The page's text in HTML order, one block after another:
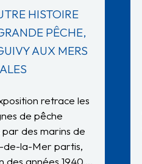
HISTOIRE
PÊCHE,
AUX MERS
retrace les
de pêche
des marins de
de-la-Mer partis,
des années 1940,…